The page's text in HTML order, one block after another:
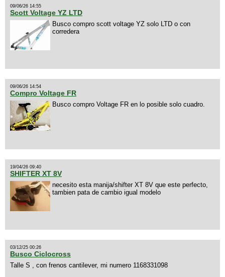
09/06/26 14:55
Scott Voltage YZ LTD
Busco compro scott voltage YZ solo LTD o con
corredera
09/06/26 14:54
Compro Voltage FR
Busco compro Voltage FR en lo posible solo cuadro.
19/04/26 09:40
SHIFTER XT 8V
necesito esta manija/shifter XT 8V que este perfecto,
tambien pata de cambio igual modelo
03/12/25 00:26
Busco Ciclocross
Talle S , con frenos cantilever, mi numero 1168331098